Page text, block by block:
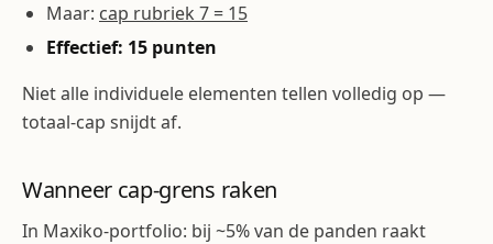
Maar: cap rubriek 7 = 15
Effectief: 15 punten
Niet alle individuele elementen tellen volledig op —
totaal-cap snijdt af.
Wanneer cap-grens raken
In Maxiko-portfolio: bij ~5% van de panden raakt